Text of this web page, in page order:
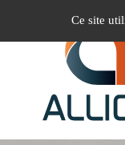
Ce site